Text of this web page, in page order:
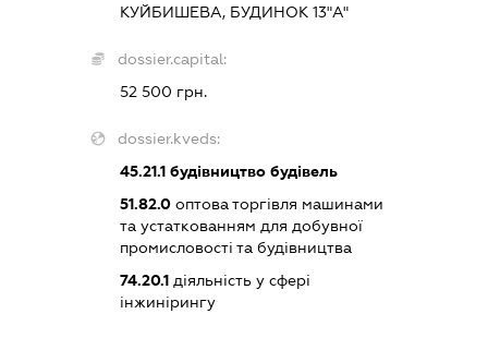
КУЙБИШЕВА, БУДИНОК 13"А"
dossier.capital:
52 500 грн.
dossier.kveds:
45.21.1будівництво будівель
51.82.0оптова торгівля машинами
та устаткованням для добувної
промисловості та будівництва
74.20.1діяльність у сфері
інжинірингу